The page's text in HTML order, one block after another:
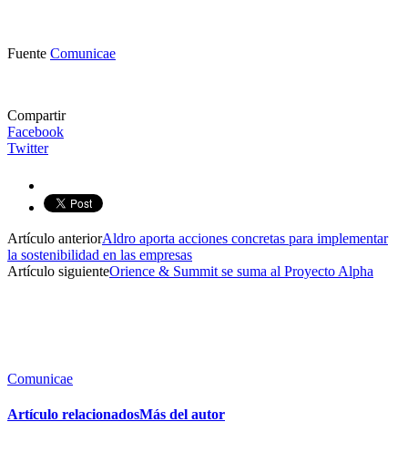
Fuente Comunicae
Compartir
Facebook
Twitter
Artículo anteriorAldro aporta acciones concretas para implementar
la sostenibilidad en las empresas
Artículo siguienteOrience & Summit se suma al Proyecto Alpha
Comunicae
Artículo relacionadosMás del autor